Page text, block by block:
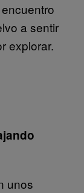
a sentir
explorar.
unos